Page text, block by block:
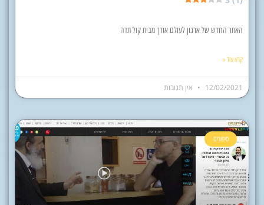
האתר החדש של ארגון לעולם אודך מבית קול תדה
קרא עוד »
12/02/2021 אין תגובות
סיפורים